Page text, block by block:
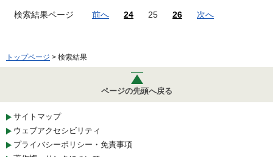
検索結果ページ 前へ 24 25 26 次へ
トップページ > 検索結果
ページの先頭へ戻る
サイトマップ
ウェブアクセシビリティ
プライバシーポリシー・免責事項